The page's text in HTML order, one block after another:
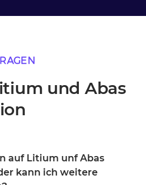
und Abas
auf Litium unf Abas
kann ich weitere